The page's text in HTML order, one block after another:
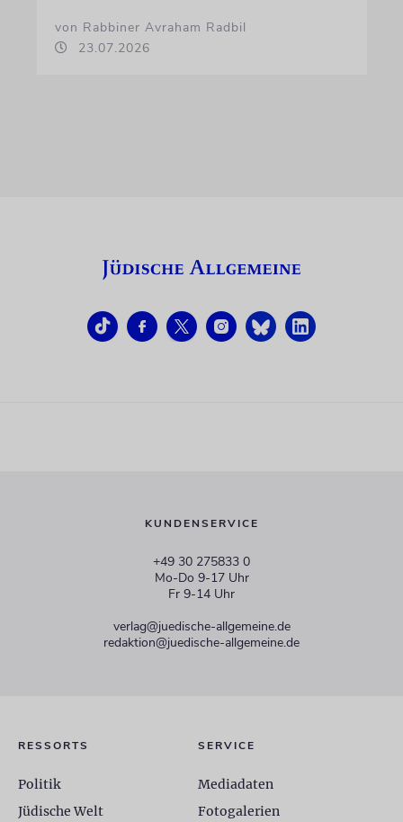
von Rabbiner Avraham Radbil
23.07.2026
KUNDENSERVICE
+49 30 275833 0
Mo-Do 9-17 Uhr
Fr 9-14 Uhr
verlag@juedische-allgemeine.de
redaktion@juedische-allgemeine.de
RESSORTS
Politik
Jüdische Welt
SERVICE
Mediadaten
Fotogalerien